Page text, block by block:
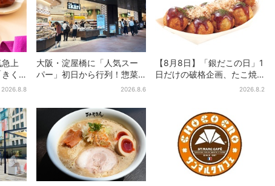
上
く
ト、
2026.8.8
大阪・淀屋橋に「人気スー
パー」初日から行列！惣菜
＆弁当コーナーは大幅に拡
2026.8.6
【8月8日】「銀だこの日」1
日だけの破格企画、たこ焼
き1舟が88円に…先着88名2026.8.2